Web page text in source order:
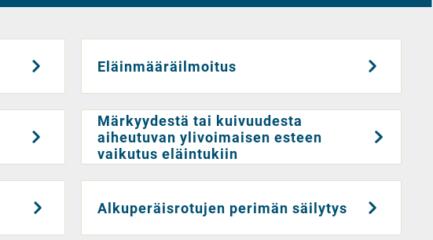
Eläinmääräilmoitus
Märkyydestä tai kuivuudesta
aiheutuvan ylivoimaisen esteen
vaikutus eläintukiin
Alkuperäisrotujen perimän säilytys